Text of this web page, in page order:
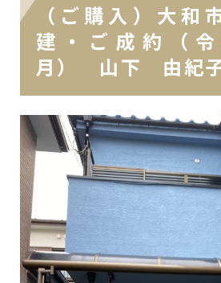
（ご購入）大和
建・ご成約（
月） 山下 由紀